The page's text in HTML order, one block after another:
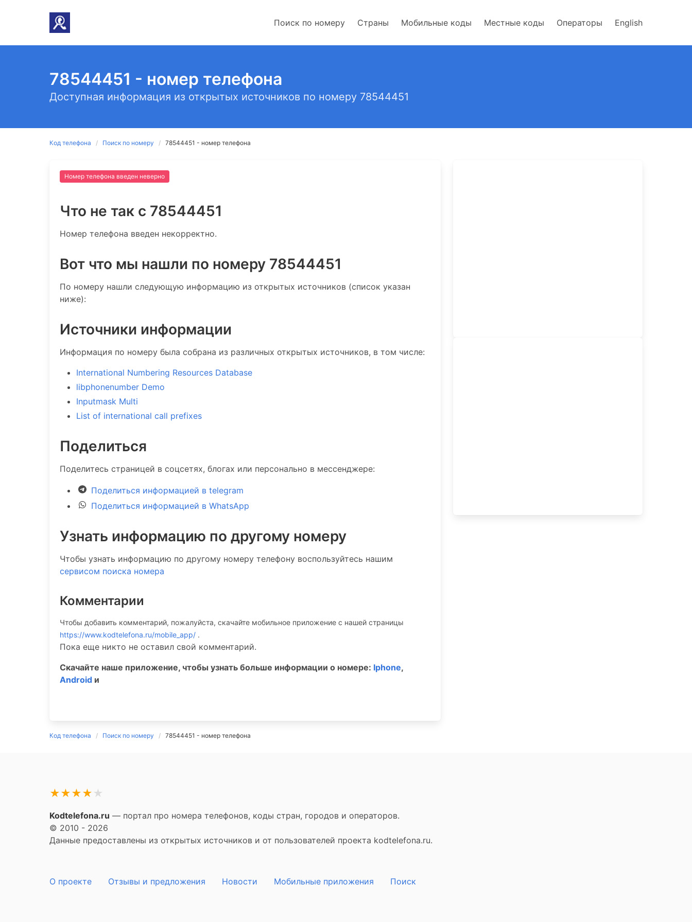
Поиск по номеру Страны Мобильные коды Местные коды Операторы English
78544451 - номер телефона
Доступная информация из открытых источников по номеру 78544451
Код телефона Поиск по номеру 78544451 - номер телефона
Номер телефона введен неверно
Что не так c 78544451
Номер телефона введен некорректно.
Вот что мы нашли по номеру 78544451
По номеру нашли следующую информацию из открытых источников (список указан
ниже):
Источники информации
Информация по номеру была собрана из различных открытых источников, в том числе:
International Numbering Resources Database
libphonenumber Demo
Inputmask Multi
List of international call prefixes
Поделиться
Поделитесь страницей в соцсетях, блогах или персонально в мессенджере:
Поделиться информацией в telegram
Поделиться информацией в WhatsApp
Узнать информацию по другому номеру
Чтобы узнать информацию по другому номеру телефону воспользуйтесь нашим
сервисом поиска номера
Комментарии
Чтобы добавить комментарий, пожалуйста, скачайте мобильное приложение c нашей страницы
https://www.kodtelefona.ru/mobile_app/ .
Пока еще никто не оставил свой комментарий.
Скачайте наше приложение, чтобы узнать больше информации о номере: Iphone,
Android и
Код телефона Поиск по номеру 78544451 - номер телефона
★
★
★
★
★
Kodtelefona.ru — портал про номера телефонов, коды стран, городов и операторов.
© 2010 - 2026
Данные предоставлены из открытых источников и от пользователей проекта kodtelefona.ru.
О проекте Отзывы и предложения Новости Мобильные приложения Поиск